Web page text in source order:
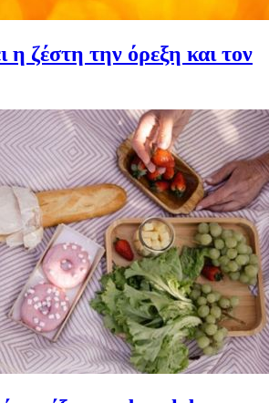
η ζέστη την όρεξη και τον